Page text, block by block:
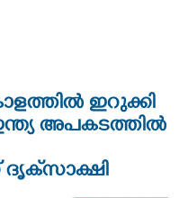
ഇറുക്കി
അപകടത്തിൽ
ദൃക്‌സാക്ഷി